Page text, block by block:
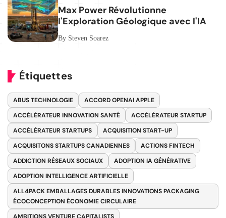
Max Power Révolutionne
l'Exploration Géologique avec l'IA
By Steven Soarez
Étiquettes
ABUS TECHNOLOGIE
ACCORD OPENAI APPLE
ACCÉLÉRATEUR INNOVATION SANTÉ
ACCÉLÉRATEUR STARTUP
ACCÉLÉRATEUR STARTUPS
ACQUISITION START-UP
ACQUISITONS STARTUPS CANADIENNES
ACTIONS FINTECH
ADDICTION RÉSEAUX SOCIAUX
ADOPTION IA GÉNÉRATIVE
ADOPTION INTELLIGENCE ARTIFICIELLE
ALL4PACK EMBALLAGES DURABLES INNOVATIONS PACKAGING
ÉCOCONCEPTION ÉCONOMIE CIRCULAIRE